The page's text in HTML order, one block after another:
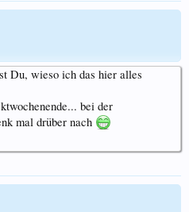
Du, wieso ich das hier alles
bei der
mal drüber nach